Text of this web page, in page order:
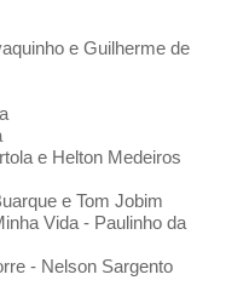
e Guilherme de
e Helton Medeiros
e Tom Jobim
Vida - Paulinho da
- Nelson Sargento